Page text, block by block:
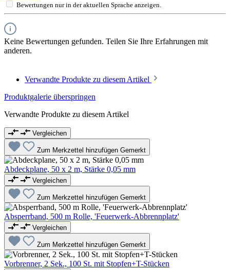
Bewertungen nur in der aktuellen Sprache anzeigen.
Keine Bewertungen gefunden. Teilen Sie Ihre Erfahrungen mit
anderen.
Verwandte Produkte zu diesem Artikel
Produktgalerie überspringen
Verwandte Produkte zu diesem Artikel
Vergleichen
Zum Merkzettel hinzufügen Gemerkt
Abdeckplane, 50 x 2 m, Stärke 0,05 mm
Vergleichen
Zum Merkzettel hinzufügen Gemerkt
Absperrband, 500 m Rolle, 'Feuerwerk-Abbrennplatz'
Vergleichen
Zum Merkzettel hinzufügen Gemerkt
Vorbrenner, 2 Sek., 100 St. mit Stopfen+T-Stücken